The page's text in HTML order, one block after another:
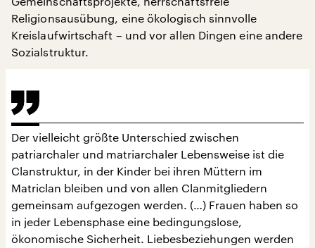
Religionsausübung, eine ökologisch sinnvolle
Kreislaufwirtschaft – und vor allen Dingen eine andere
Sozialstruktur.
Der vielleicht größte Unterschied zwischen
patriarchaler und matriarchaler Lebensweise ist die
Clanstruktur, in der Kinder bei ihren Müttern im
Matriclan bleiben und von allen Clanmitgliedern
gemeinsam aufgezogen werden. (…) Frauen haben so
in jeder Lebensphase eine bedingungslose,
ökonomische Sicherheit. Liebesbeziehungen werden